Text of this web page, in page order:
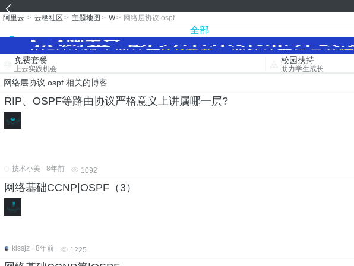
阿里云 > 云栖社区 > 主题地图 > W> 网络层协议 ospf
全部
免费套餐
上云实践机会
校园扶持
助力学生成长
网络层协议 ospf 相关的博客
RIP、OSPF等路由协议严格意义上讲属哪一层?
技术小美
8年前 1092
网络基础CCNP|OSPF（3）
kissjz
8年前 1225